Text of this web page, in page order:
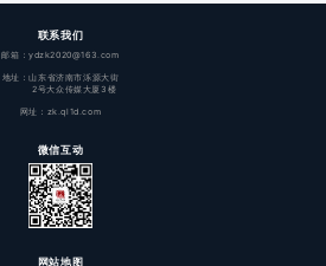
联系我们
邮箱：ydzk2020@163.com
地址：山东省济南市泺源大街
2号大众传媒大厦3楼
网址：zk.ql1d.com
微信互动
网站地图